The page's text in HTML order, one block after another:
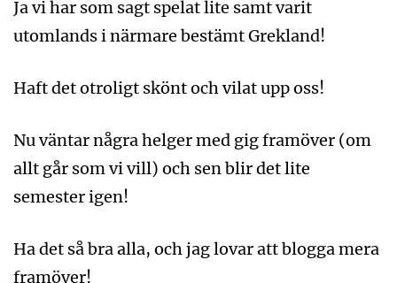
Ja vi har som sagt spelat lite samt varit
utomlands i närmare bestämt Grekland!
Haft det otroligt skönt och vilat upp oss!
Nu väntar några helger med gig framöver (om
allt går som vi vill) och sen blir det lite
semester igen!
Ha det så bra alla, och jag lovar att blogga mera
framöver!